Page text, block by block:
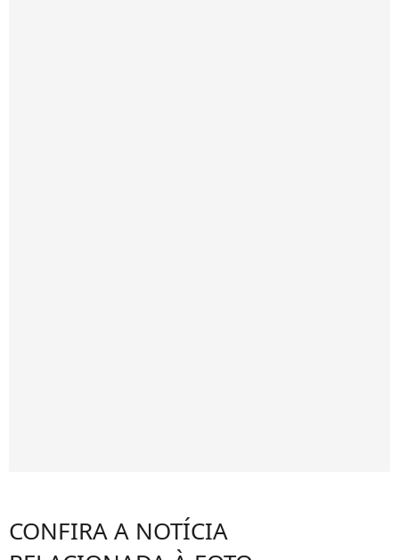
CONFIRA A NOTÍCIA